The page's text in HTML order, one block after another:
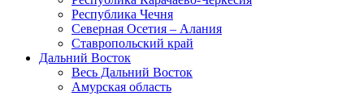
Республика Чечня
Северная Осетия – Алания
Ставропольский край
Дальний Восток
Весь Дальний Восток
Амурская область